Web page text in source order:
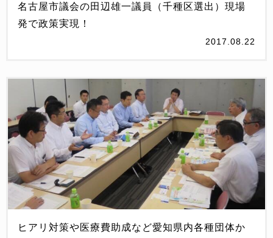
名古屋市議会の田辺雄一議員（千種区選出）現場
発で政策実現！
2017.08.22
ヒアリ対策や医療費助成など愛知県内各種団体か